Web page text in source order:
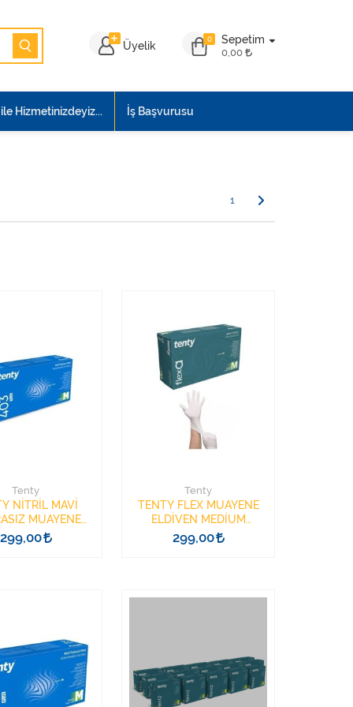
0 Sepetim
0,00
Üyelik
Hizmetinizdeyiz... İş Başvurusu
1
Tenty
NİTRİL MAVİ
MUAYENE
SMALL 100LÜ
403
299,00
Tenty
TENTY FLEX MUAYENE
ELDİVEN MEDİUM
PUDRASIZ 100 ECO
LATEKS
299,00